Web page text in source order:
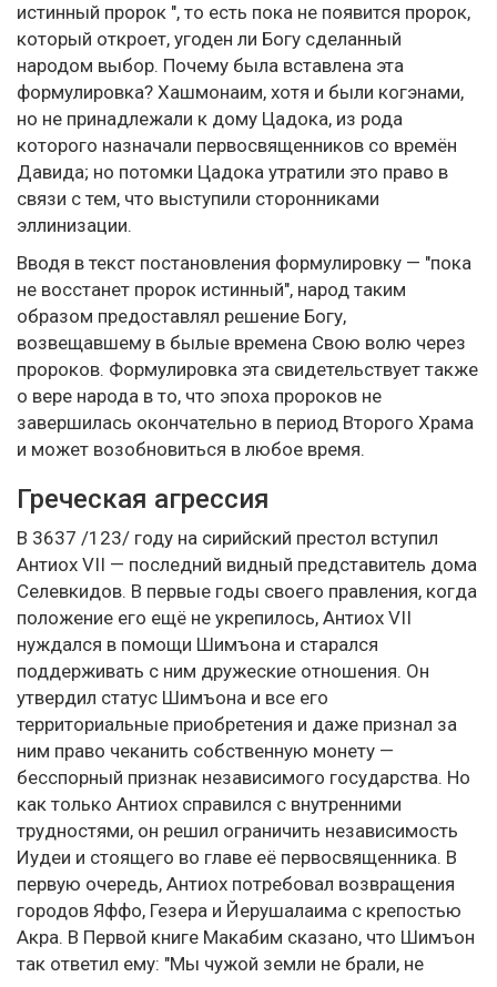
истинный пророк ", то есть пока не появится пророк,
который откроет, угоден ли Богу сделанный
народом выбор. Почему была вставлена эта
формулировка? Хашмонаим, хотя и были когэнами,
но не принадлежали к дому Цадока, из рода
которого назначали первосвященников со времён
Давида; но потомки Цадока утратили это право в
связи с тем, что выступили сторонниками
эллинизации.
Вводя в текст постановления формулировку — "пока
не восстанет пророк истинный", народ таким
образом предоставлял решение Богу,
возвещавшему в былые времена Свою волю через
пророков. Формулировка эта свидетельствует также
о вере народа в то, что эпоха пророков не
завершилась окончательно в период Второго Храма
и может возобновиться в любое время.
Греческая агрессия
В 3637 /123/ году на сирийский престол вступил
Антиох VII — последний видный представитель дома
Селевкидов. В первые годы своего правления, когда
положение его ещё не укрепилось, Антиох VII
нуждался в помощи Шимъона и старался
поддерживать с ним дружеские отношения. Он
утвердил статус Шимъона и все его
территориальные приобретения и даже признал за
ним право чеканить собственную монету —
бесспорный признак независимого государства. Но
как только Антиох справился с внутренними
трудностями, он решил ограничить независимость
Иудеи и стоящего во главе её первосвященника. В
первую очередь, Антиох потребовал возвращения
городов Яффо, Гезера и Йерушалаима с крепостью
Акра. В Первой книге Макабим сказано, что Шимъон
так ответил ему: "Мы чужой земли не брали, не